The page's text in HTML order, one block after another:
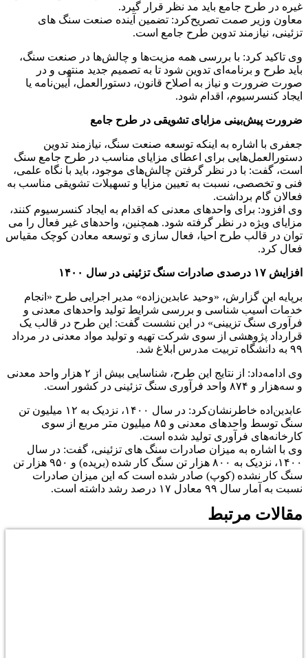
غیره در طرح جامع باید مد نظر قرار گیرد.
معاون وزیر صمت تصریح‌کرد: تضمین آینده صنعت سنگ های
تزئینی، نیازمند تدوین طرح جامع است.
وی تاکید کرد: با بررسی همه مزیت‌ها و چالش‌ها در صنعت سنگ،
باید طرح و برنامه‌ای تدوین شود تا به تصمیم جدید منتهی و در
صورت ضرورت و نیاز به اصلاح قانون، دستورالعمل، آیین‌نامه یا
ایجاد کنسرسیوم، اقدام شود.
ضرورت پیش‌بینی مزایای تشویقی در طرح جامع
جعفری با اشاره به اینکه توسعه صنعت سنگ، نیازمند تدوین
دستورالعمل‌هایی برای اعطای مزایای مناسب در طرح جامع سنگ
است، گفت: با در نظر گرفتن چالش‌های موجود، باید با نگاه علمی،
فنی و تخصصی، نسبت به تعیین مزایا و تسهیلات تشویقی مناسب به
فعالان گام برداشت.
وی افزود: برای واحدهای معدنی که اقدام به ایجاد کنسرسیوم کنند،
مزایای ویژه در نظر گرفته شود. همچنین، واحدهای غیر فعال را می
توان در قالب طرح احیا، فعال سازی و توسعه معادن کوچک مقیاس
فعال کرد.
افزایش ۱۷ درصدی صادرات سنگ تزئینی در سال ۱۴۰۰
برپایه این گزارش، «وحید عابدین‌زاده» مدیر اجرایی طرح «انجام
خدمات آسیب شناسی و بررسی شرایط تولید واحدهای معدنی و
فرآوری سنگ تزیینی» در این نشست گفت: این طرح در قالب یک
قرارداد پژوهشی از سوی شرکت تهیه و تولید مواد معدنی در مرداد
۹۹ به دانشگاه تربیت مدرس ابلاغ شد.
وی ادامه‌داد: از نتایج این طرح، شناسایی بیش از ۲ هزار واحد معدنی
و سه‌هزار و ۸۷۴ واحد فرآوری سنگ تزئینی در کشور است.
عابدین‌اده خاطرنشان‌کرد: در سال ۱۴۰۰، نزدیک به ۱۲ میلیون تن
سنگ توسط واحدهای معدنی و ۸۵ میلیون متر مربع از سوی
کارخانه‌های فرآوری تولید شده است.
وی با اشاره به میزان صادرات سنگ های تزئینی، گفت: در سال
۱۴۰۰، نزدیک به ۸۰۰ هزار تن سنگ کار شده (بریده) و ۹۵۰ هزار تن
سنگ کار نشده (کوپ) صادر شده است که این میزان صادرات
نسبت به آمار سال ۹۹ معادل ۱۷ درصد رشد داشته است.
مقالات مرتبط